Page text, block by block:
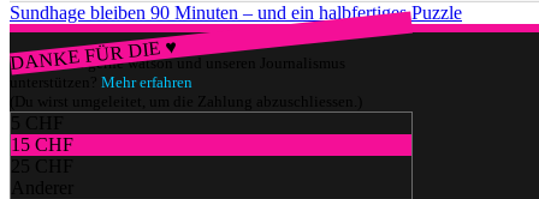
Sundhage bleiben 90 Minuten – und ein halbfertiges Puzzle
DANKE FÜR DIE ♥
Würdest du gerne watson und unseren Journalismus
unterstützen? Mehr erfahren
(Du wirst umgeleitet, um die Zahlung abzuschliessen.)
5 CHF
15 CHF
25 CHF
Anderer